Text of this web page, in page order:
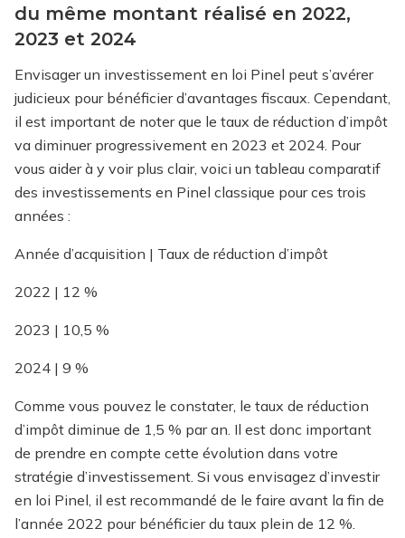
du même montant réalisé en 2022,
2023 et 2024
Envisager un investissement en loi Pinel peut s’avérer
judicieux pour bénéficier d’avantages fiscaux. Cependant,
il est important de noter que le taux de réduction d’impôt
va diminuer progressivement en 2023 et 2024. Pour
vous aider à y voir plus clair, voici un tableau comparatif
des investissements en Pinel classique pour ces trois
années :
Année d’acquisition | Taux de réduction d’impôt
2022 | 12 %
2023 | 10,5 %
2024 | 9 %
Comme vous pouvez le constater, le taux de réduction
d’impôt diminue de 1,5 % par an. Il est donc important
de prendre en compte cette évolution dans votre
stratégie d’investissement. Si vous envisagez d’investir
en loi Pinel, il est recommandé de le faire avant la fin de
l’année 2022 pour bénéficier du taux plein de 12 %.